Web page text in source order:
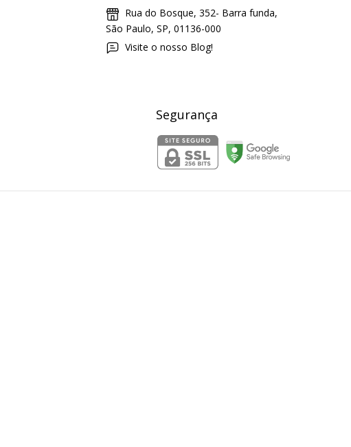
Rua do Bosque, 352- Barra funda,
São Paulo, SP, 01136-000
Visite o nosso Blog!
Segurança